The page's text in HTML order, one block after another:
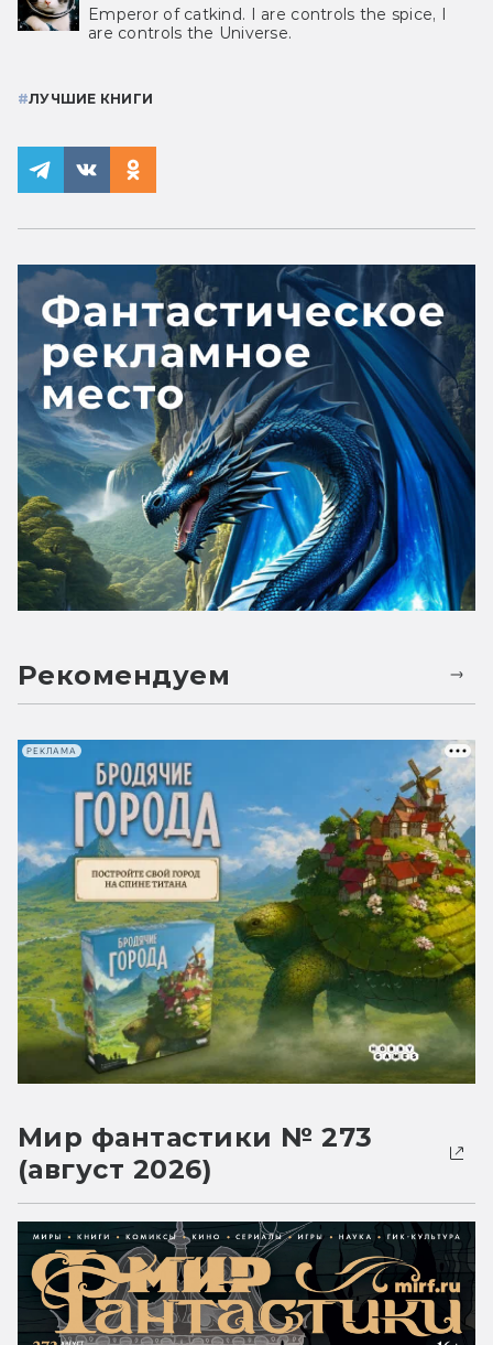
Emperor of catkind. I are controls the spice, I
are controls the Universe.
#ЛУЧШИЕ КНИГИ
Рекомендуем
РЕКЛАМА
Мир фантастики № 273
(август 2026)